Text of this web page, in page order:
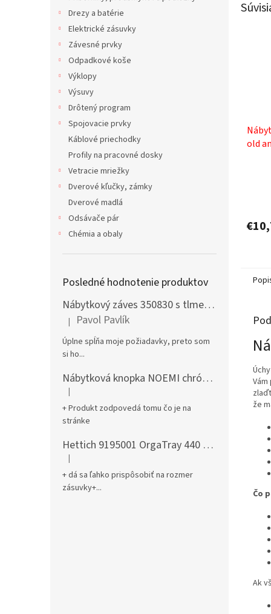
Drezy a batérie
Elektrické zásuvky
Závesné prvky
Odpadkové koše
Výklopy
Výsuvy
Drôtený program
Spojovacie prvky
Káblové priechodky
Profily na pracovné dosky
Vetracie mriežky
Dverové kľučky, zámky
Dverové madlá
Odsávače pár
Chémia a obaly
Posledné hodnotenie produktov
Nábytkový záves 350830 s tlmením naložený + podložka H0 na vrut
Hodnotenie produktu je 5 z 5 hviezdičiek.
| Pavol Pavlík
Úplne spĺňa moje požiadavky, preto som
si ho...
Nábytková knopka NOEMI chróm satén
Hodnotenie produktu je 5 z 5 hviezdičiek.
|
+ Produkt zodpovedá tomu čo je na
stránke
Hettich 9195001 OrgaTray 440 701-800/441-520 mm antracit
Hodnotenie produktu je 5 z 5 hviezdičiek.
|
+ dá sa ľahko prispôsobiť na rozmer
zásuvky+...
old
z
že
Čo
Ak